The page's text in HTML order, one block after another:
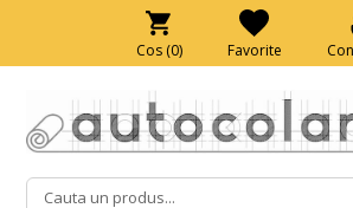
Cos (0) Favorite